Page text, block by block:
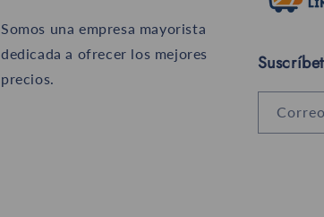
Somos una empresa mayorista
dedicada a ofrecer los mejores
precios.